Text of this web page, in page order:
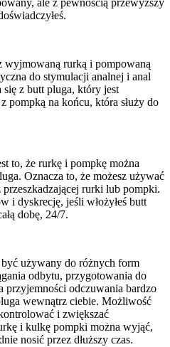
ale z pewnością przewyższy
wyjmowaną rurką i pompowaną
do stymulacji analnej i anal
się z butt pluga, który jest
pompką na końcu, która służy do
to, że rurkę i pompkę można
Oznacza to, że możesz używać
rurki lub pompki.
i dyskrecję, jeśli włożyłeś butt
dobę, 24/7.
używany do różnych form
odbytu, przygotowania do
przyjemności odczuwania bardzo
wewnątrz ciebie. Możliwość
i zwiększać
i kulkę pompki można wyjąć,
nosić przez dłuższy czas.